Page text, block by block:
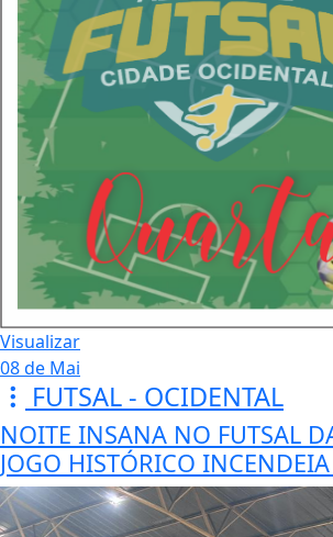
Visualizar
08 de Mai
FUTSAL - OCIDENTAL
NOITE INSANA NO FUTSAL
JOGO HISTÓRICO